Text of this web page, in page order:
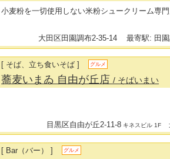
小麦粉を一切使用しない米粉シュークリーム専
大田区田園調布2-35-14 最寄駅: 田園
[ そば、立ち食いそば ] グルメ
蕎麦いまゐ 自由が丘店/ そばいまい
目黒区自由が丘2-11-8 キネスビル 1F
[ Bar（バー） ] グルメ